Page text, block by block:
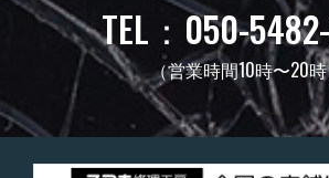
TEL：050-
（営業時間10時〜20